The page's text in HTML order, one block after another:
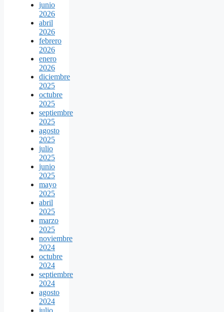
junio
2026
abril
2026
febrero
2026
enero
2026
diciembre
2025
octubre
2025
septiembre
2025
agosto
2025
julio
2025
junio
2025
mayo
2025
abril
2025
marzo
2025
noviembre
2024
octubre
2024
septiembre
2024
agosto
2024